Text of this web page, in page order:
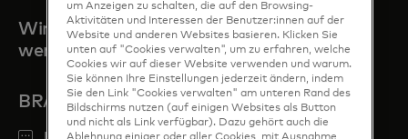
Wir sind immer für Sie da,
wenn Sie uns brauchen
BRAUCHEN SIE HILFE?
um Anzeigen zu schalten, die auf den Browsing-
Aktivitäten und Interessen der Benutzer:innen auf der
Website und anderen Websites basieren. Klicken Sie
unten auf "Cookies verwalten", um zu erfahren, welche
Cookies wir auf dieser Website verwenden und warum.
Sie können Ihre Einstellungen jederzeit ändern, indem
Sie den Link "Cookies verwalten" am unteren Rand des
Bildschirms nutzen (auf einigen Websites als Button
und nicht als Link verfügbar). Dazu gehört auch die
Ablehnung einiger oder aller Cookies, mit Ausnahme